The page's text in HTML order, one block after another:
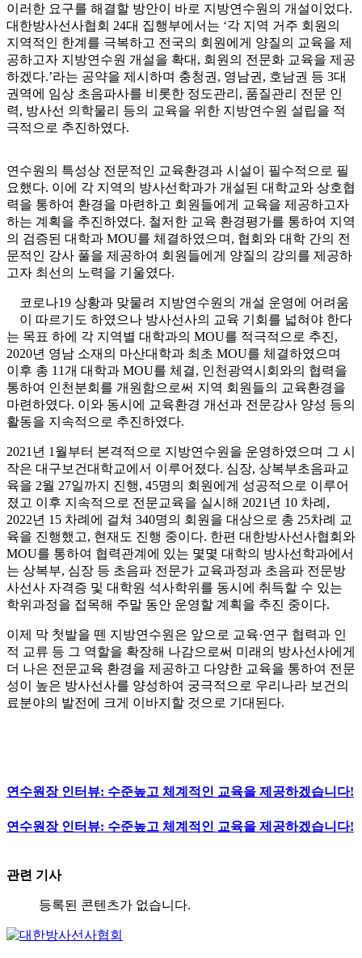
이러한 요구를 해결할 방안이 바로 지방연수원의 개설이었다.
대한방사선사협회 24대 집행부에서는 ‘각 지역 거주 회원의
지역적인 한계를 극복하고 전국의 회원에게 양질의 교육을 제
공하고자 지방연수원 개설을 확대, 회원의 전문화 교육을 제공
하겠다.’라는 공약을 제시하며 충청권, 영남권, 호남권 등 3대
권역에 임상 초음파사를 비롯한 정도관리, 품질관리 전문 인
력, 방사선 의학물리 등의 교육을 위한 지방연수원 설립을 적
극적으로 추진하였다.
연수원의 특성상 전문적인 교육환경과 시설이 필수적으로 필
요했다. 이에 각 지역의 방사선학과가 개설된 대학교와 상호협
력을 통하여 환경을 마련하고 회원들에게 교육을 제공하고자
하는 계획을 추진하였다. 철저한 교육 환경평가를 통하여 지역
의 검증된 대학과 MOU를 체결하였으며, 협회와 대학 간의 전
문적인 강사 풀을 제공하여 회원들에게 양질의 강의를 제공하
고자 최선의 노력을 기울였다.
코로나19 상황과 맞물려 지방연수원의 개설 운영에 어려움
이 따르기도 하였으나 방사선사의 교육 기회를 넓혀야 한다
는 목표 하에 각 지역별 대학과의 MOU를 적극적으로 추진,
2020년 영남 소재의 마산대학과 최초 MOU를 체결하였으며
이후 총 11개 대학과 MOU를 체결, 인천광역시회와의 협력을
통하여 인천분회를 개원함으로써 지역 회원들의 교육환경을
마련하였다. 이와 동시에 교육환경 개선과 전문강사 양성 등의
활동을 지속적으로 추진하였다.
2021년 1월부터 본격적으로 지방연수원을 운영하였으며 그 시
작은 대구보건대학교에서 이루어졌다. 심장, 상복부초음파교
육을 2월 27일까지 진행, 45명의 회원에게 성공적으로 이루어
졌고 이후 지속적으로 전문교육을 실시해 2021년 10 차례,
2022년 15 차례에 걸쳐 340명의 회원을 대상으로 총 25차례 교
육을 진행했고, 현재도 진행 중이다. 한편 대한방사선사협회와
MOU를 통하여 협력관계에 있는 몇몇 대학의 방사선학과에서
는 상복부, 심장 등 초음파 전문가 교육과정과 초음파 전문방
사선사 자격증 및 대학원 석사학위를 동시에 취득할 수 있는
학위과정을 접목해 주말 동안 운영할 계획을 추진 중이다.
이제 막 첫발을 뗀 지방연수원은 앞으로 교육·연구 협력과 인
적 교류 등 그 역할을 확장해 나감으로써 미래의 방사선사에게
더 나은 전문교육 환경을 제공하고 다양한 교육을 통하여 전문
성이 높은 방사선사를 양성하여 궁극적으로 우리나라 보건의
료분야의 발전에 크게 이바지할 것으로 기대된다.
연수원장 인터뷰: 수준높고 체계적인 교육을 제공하겠습니다!
연수원장 인터뷰: 수준높고 체계적인 교육을 제공하겠습니다!
관련 기사
등록된 콘텐츠가 없습니다.